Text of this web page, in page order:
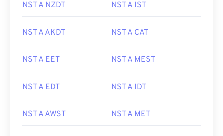
NST A NZDT NST A IST
NST A AKDT NST A CAT
NST A EET NST A MEST
NST A EDT NST A IDT
NST A AWST NST A MET